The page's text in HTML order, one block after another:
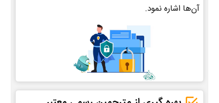
آن‌ها اشاره نمود.